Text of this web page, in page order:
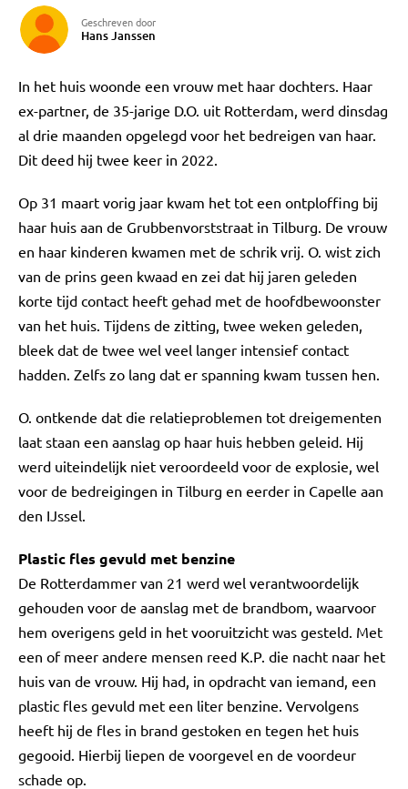
Geschreven door
Hans Janssen
In het huis woonde een vrouw met haar dochters. Haar
ex-partner, de 35-jarige D.O. uit Rotterdam, werd dinsdag
al drie maanden opgelegd voor het bedreigen van haar.
Dit deed hij twee keer in 2022.
Op 31 maart vorig jaar kwam het tot een ontploffing bij
haar huis aan de Grubbenvorststraat in Tilburg. De vrouw
en haar kinderen kwamen met de schrik vrij. O. wist zich
van de prins geen kwaad en zei dat hij jaren geleden
korte tijd contact heeft gehad met de hoofdbewoonster
van het huis. Tijdens de zitting, twee weken geleden,
bleek dat de twee wel veel langer intensief contact
hadden. Zelfs zo lang dat er spanning kwam tussen hen.
O. ontkende dat die relatieproblemen tot dreigementen
laat staan een aanslag op haar huis hebben geleid. Hij
werd uiteindelijk niet veroordeeld voor de explosie, wel
voor de bedreigingen in Tilburg en eerder in Capelle aan
den IJssel.
Plastic fles gevuld met benzine
De Rotterdammer van 21 werd wel verantwoordelijk
gehouden voor de aanslag met de brandbom, waarvoor
hem overigens geld in het vooruitzicht was gesteld. Met
een of meer andere mensen reed K.P. die nacht naar het
huis van de vrouw. Hij had, in opdracht van iemand, een
plastic fles gevuld met een liter benzine. Vervolgens
heeft hij de fles in brand gestoken en tegen het huis
gegooid. Hierbij liepen de voorgevel en de voordeur
schade op.